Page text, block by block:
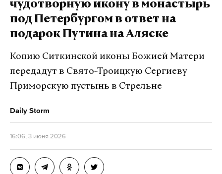
чудотворную икону в монастырь
под Петербургом в ответ на
подарок Путина на Аляске
Копию Ситкинской иконы Божией Матери
передадут в Свято-Троицкую Сергиеву
Приморскую пустынь в Стрельне
Daily Storm
16:06, 3 июня 2026